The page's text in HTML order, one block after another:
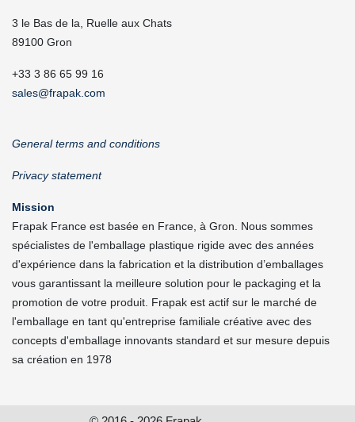
3 le Bas de la, Ruelle aux Chats
89100 Gron
+33 3 86 65 99 16
sales@frapak.com
General terms and conditions
Privacy statement
Mission
Frapak France est basée en France, à Gron. Nous sommes
spécialistes de l'emballage plastique rigide avec des années
d'expérience dans la fabrication et la distribution d’emballages
vous garantissant la meilleure solution pour le packaging et la
promotion de votre produit. Frapak est actif sur le marché de
l'emballage en tant qu'entreprise familiale créative avec des
concepts d'emballage innovants standard et sur mesure depuis
sa création en 1978